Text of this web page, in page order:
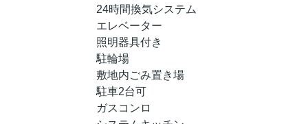
24時間換気システム
エレベーター
照明器具付き
駐輪場
敷地内ごみ置き場
駐車2台可
ガスコンロ